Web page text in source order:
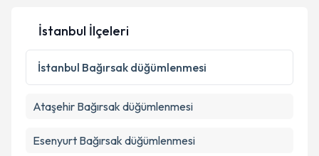
Kişisel verilerimin işlenmesine ilişkin
Metni'ni okudum ve kişisel verilerimin belirtilen
kapsamda işlenmesini kabul ediyorum.
İstanbul İlçeleri
İstanbul Bağırsak düğümlenmesi
Ataşehir Bağırsak düğümlenmesi
Esenyurt Bağırsak düğümlenmesi